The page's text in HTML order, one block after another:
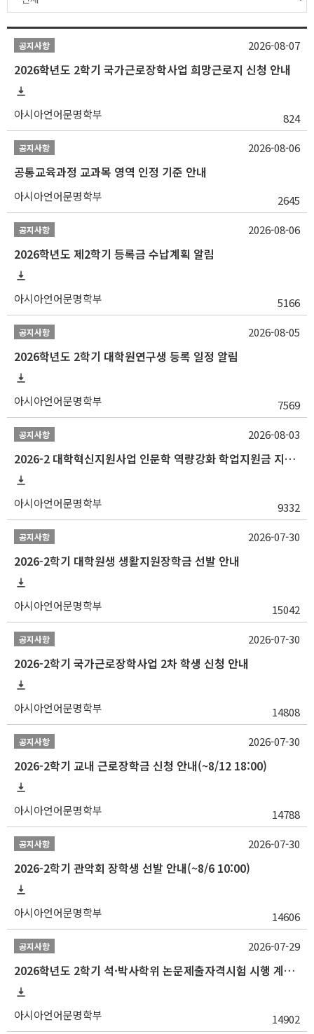
공지사항
2026학년도 2학기 국가근로장학사업 희망근로지 신청 안내
아시아언어문명학부 824
2026-08-07
공지사항
공통교육과정 교과목 영역 인정 기준 안내
아시아언어문명학부 2645
2026-08-06
공지사항
2026학년도 제2학기 등록금 수납계획 알림
아시아언어문명학부 5166
2026-08-06
공지사항
2026학년도 2학기 대학원연구생 등록 일정 알림
아시아언어문명학부 7569
2026-08-05
공지사항
2026-2 대학혁신지원사업 인문학 역량강화 학업지원금 지원 선발 안내 (학/석/박사)
아시아언어문명학부 9332
2026-08-03
공지사항
2026-2학기 대학원생 생활지원장학금 선발 안내
아시아언어문명학부 15042
2026-07-30
공지사항
2026-2학기 국가근로장학사업 2차 학생 신청 안내
아시아언어문명학부 14808
2026-07-30
공지사항
2026-2학기 교내 근로장학금 신청 안내(~8/12 18:00)
아시아언어문명학부 14788
2026-07-30
공지사항
2026-2학기 관악회 장학생 선발 안내(~8/6 10:00)
아시아언어문명학부 14606
2026-07-30
공지사항
2026학년도 2학기 석·박사학위 논문제출자격시험 시행 계획 공고
아시아언어문명학부 14902
2026-07-29